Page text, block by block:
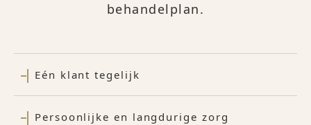
behandelplan.
Eén klant tegelijk
Persoonlijke en langdurige zorg